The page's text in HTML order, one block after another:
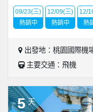
09/23(三)
熱銷中
12/09(三)
熱銷中
12/
熱
出發地：桃園國際機
主要交通：飛機
5 天